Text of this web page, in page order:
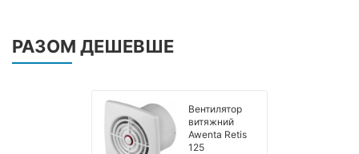
РАЗОМ ДЕШЕВШЕ
Вентилятор
витяжний
Awenta Retis
125